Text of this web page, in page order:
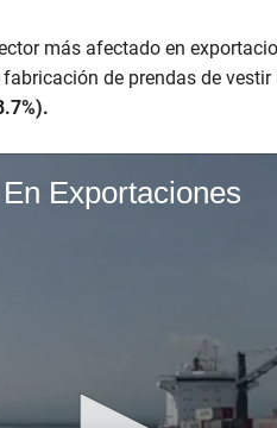
más afectado en
de prendas de vestir